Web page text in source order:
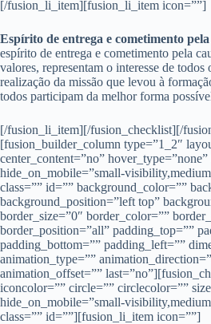
[/fusion_li_item][fusion_li_item icon=””]
Espírito de entrega e cometimento pela
espírito de entrega e cometimento pela
valores, representam o interesse de
realização da missão que levou à
todos participam da melhor forma
[/fusion_li_item][/fusion_checklist][/
[fusion_builder_column type=”1_2″
center_content=”no”
hide_on_mobile=”small-
class=”” id=”” background_color=””
background_position=”left top”
border_size=”0″ border_color=””
border_position=”all” padding_top=””
padding_bottom=”” padding_left=””
animation_type=””
animation_offset=””
iconcolor=”” circle=”” circlecolor=””
hide_on_mobile=”small-
class=”” id=””][fusion_li_item icon=””]